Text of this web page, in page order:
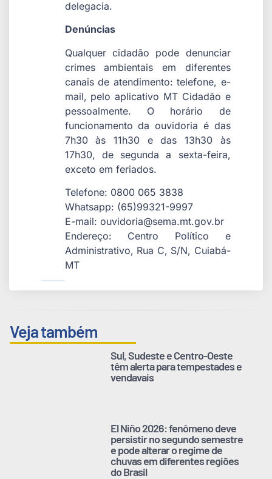
delegacia.
Denúncias
Qualquer cidadão pode denunciar
crimes ambientais em diferentes
canais de atendimento: telefone, e-
mail, pelo aplicativo MT Cidadão e
pessoalmente. O horário de
funcionamento da ouvidoria é das
7h30 às 11h30 e das 13h30 às
17h30, de segunda a sexta-feira,
exceto em feriados.
Telefone: 0800 065 3838
Whatsapp: (65)99321-9997
E-mail: ouvidoria@sema.mt.gov.br
Endereço: Centro Político e
Administrativo, Rua C, S/N, Cuiabá-
MT
Veja também
Sul, Sudeste e Centro-Oeste
têm alerta para tempestades e
vendavais
El Niño 2026: fenômeno deve
persistir no segundo semestre
e pode alterar o regime de
chuvas em diferentes regiões
do Brasil